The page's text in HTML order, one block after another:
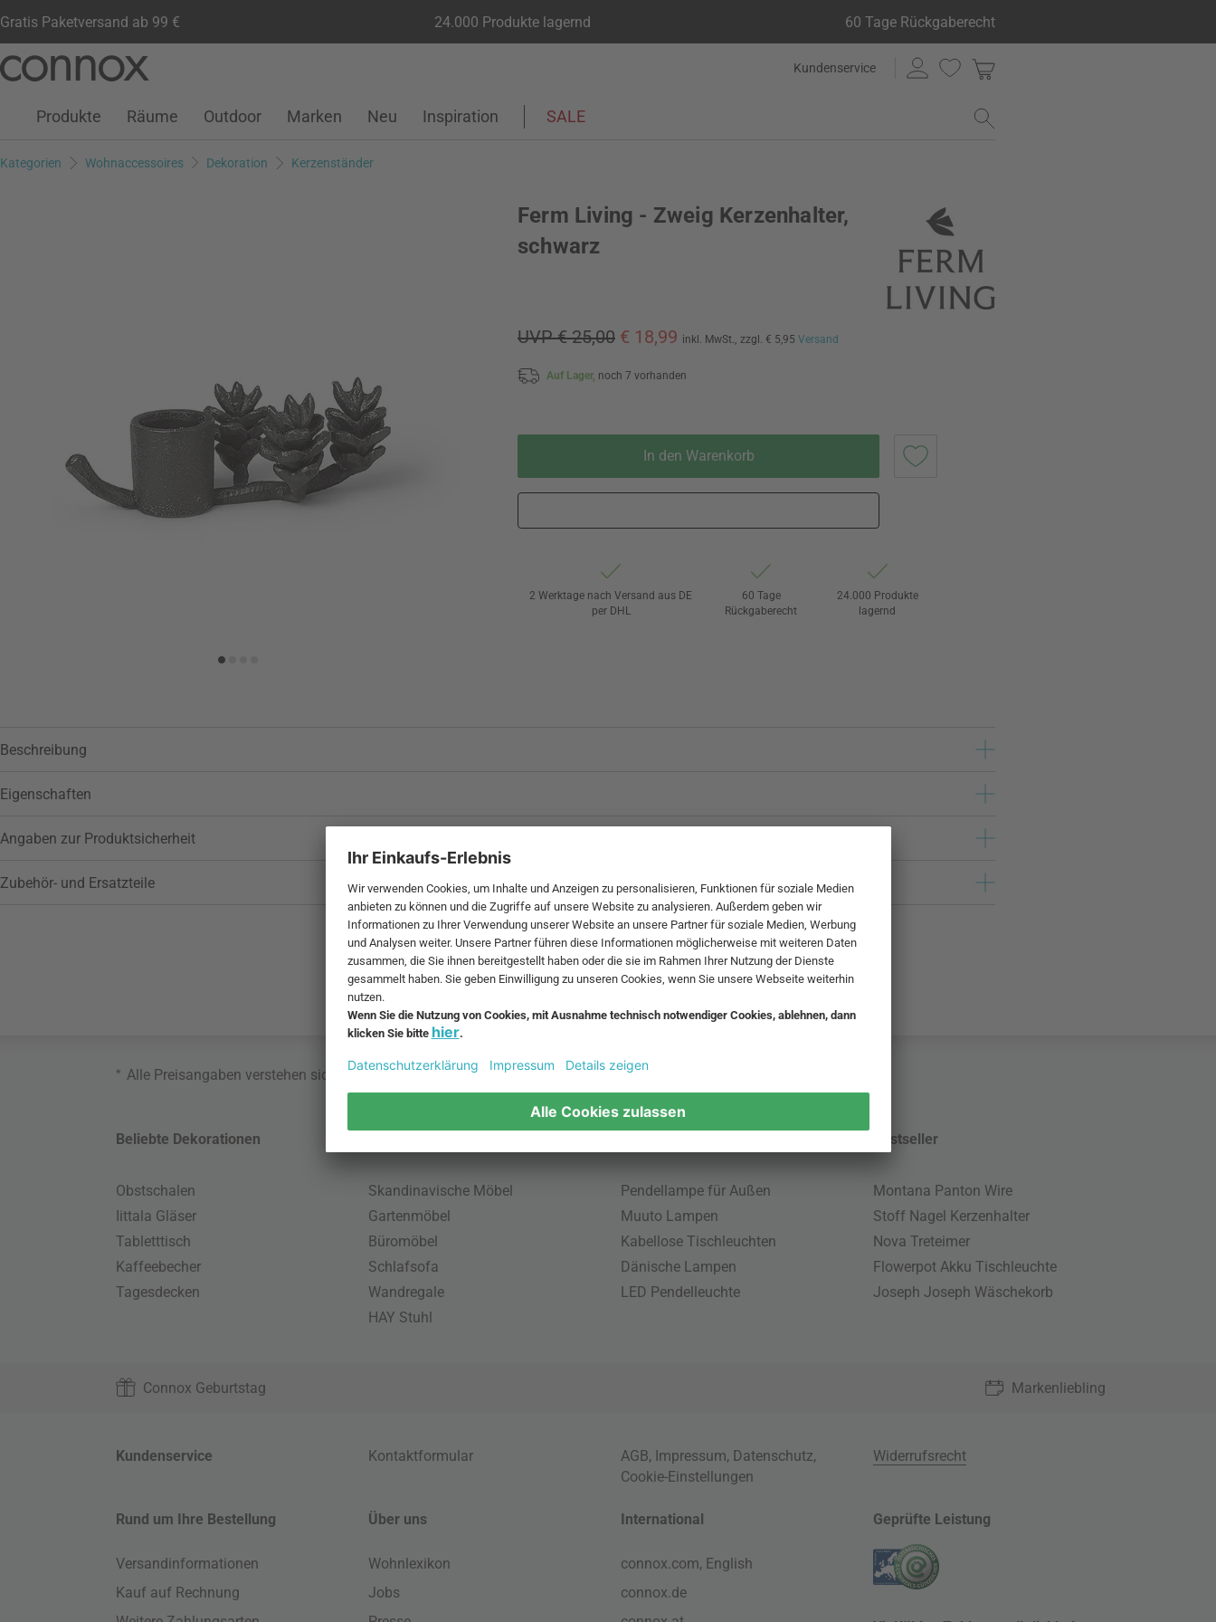
Gratis Paketversand ab 99 € 24.000 Produkte lagernd 60 Tage Rückgaberecht
Seiteninhalt
Suchfeld
Kundenservice
Kundenkonto
Wunschliste
Warenkorb
Produkte Räume Outdoor Marken Neu Inspiration SALE
Kategorien Wohnaccessoires Dekoration Kerzenständer
Ferm Living - Zweig Kerzenhalter,
schwarz
UVP € 25,00 € 18,99 inkl. MwSt., zzgl. € 5,95 Versand
Auf Lager, noch 7 vorhanden
In den Warenkorb
Wunschliste hinzufügen
2 Werktage nach Versand aus DE
per DHL
60 Tage
Rückgaberecht
24.000 Produkte
lagernd
Beschreibung
Eigenschaften
Angaben zur Produktsicherheit
Zubehör- und Ersatzteile
* Alle Preisangaben verstehen sich inklusive MwSt. und zzgl.Versandkosten.
Beliebte Dekorationen
Obstschalen
Iittala Gläser
Tabletttisch
Kaffeebecher
Tagesdecken
Skandinavische Möbel
Gartenmöbel
Büromöbel
Schlafsofa
Wandregale
HAY Stuhl
Pendellampe für Außen
Muuto Lampen
Kabellose Tischleuchten
Dänische Lampen
LED Pendelleuchte
Bestseller
Montana Panton Wire
Stoff Nagel Kerzenhalter
Nova Treteimer
Flowerpot Akku Tischleuchte
Joseph Joseph Wäschekorb
Connox Geburtstag Markenliebling
Kundenservice Kontaktformular AGB, Impressum, Datenschutz,
Cookie-Einstellungen
Widerrufsrecht
Rund um Ihre Bestellung
Versandinformationen
Kauf auf Rechnung
Über uns
Wohnlexikon
Jobs
International
connox.com, English
connox.de
Geprüfte Leistung